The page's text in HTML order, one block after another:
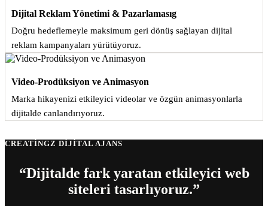
Dijital Reklam Yönetimi & Pazarlamasıg
Doğru hedeflemeyle maksimum geri dönüş sağlayan dijital
reklam kampanyaları yürütüyoruz.
Video-Prodüksiyon ve Animasyon
Marka hikayenizi etkileyici videolar ve özgün animasyonlarla
dijitalde canlandırıyoruz.
CREATINGZ DIJITAL AJANS
“Dijitalde fark yaratan etkileyici web
siteleri tasarlıyoruz.”